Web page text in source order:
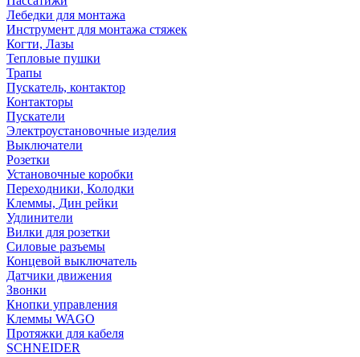
Лебедки для монтажа
Инструмент для монтажа стяжек
Когти, Лазы
Тепловые пушки
Трапы
Пускатель, контактор
Контакторы
Пускатели
Электроустановочные изделия
Выключатели
Розетки
Установочные коробки
Переходники, Колодки
Клеммы, Дин рейки
Удлинители
Вилки для розетки
Силовые разъемы
Концевой выключатель
Датчики движения
Звонки
Кнопки управления
Клеммы WAGO
Протяжки для кабеля
SCHNEIDER